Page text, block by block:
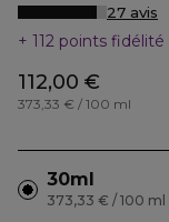
27 avis
112 points fidélité
112,00 €
373,33 € / 100 ml
30ml
373,33 € / 100 ml